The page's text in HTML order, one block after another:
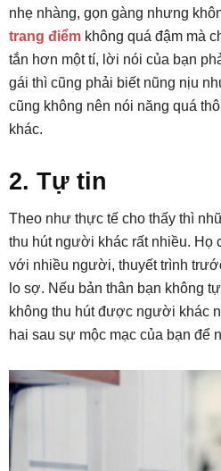
nhẹ nhàng, gọn gàng nhưng
trang điểm không quá đậm mà
tắn hơn một tí, lời nói của bạn
gái thì cũng phải biết nũng nịu
cũng không nên nói năng quá
khác.
2. Tự tin
Theo như thực tế cho thấy thì
thu hút người khác rất nhiều. Họ
với nhiều người, thuyết trình
lo sợ. Nếu bản thân bạn không
không thu hút được người khác
hai sau sự mộc mạc của bạn để